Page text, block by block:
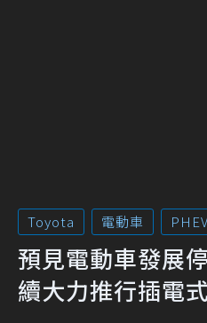
Toyota 電動車 PHEV
預見電動車發展
續大力推行插電